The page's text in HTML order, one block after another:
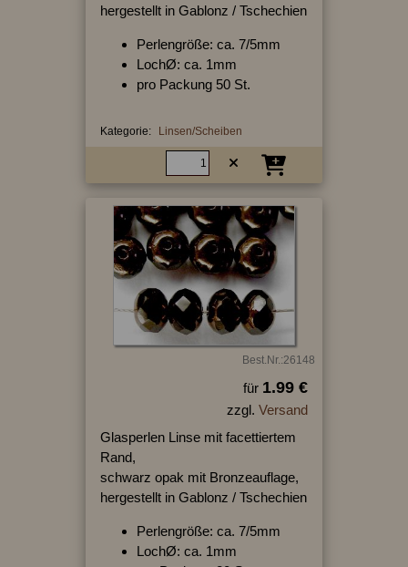
hergestellt in Gablonz / Tschechien
Perlengröße: ca. 7/5mm
LochØ: ca. 1mm
pro Packung 50 St.
Kategorie: Linsen/Scheiben
Best.Nr.:26148
für 1.99 €
zzgl. Versand
Glasperlen Linse mit facettiertem
Rand,
schwarz opak mit Bronzeauflage,
hergestellt in Gablonz / Tschechien
Perlengröße: ca. 7/5mm
LochØ: ca. 1mm